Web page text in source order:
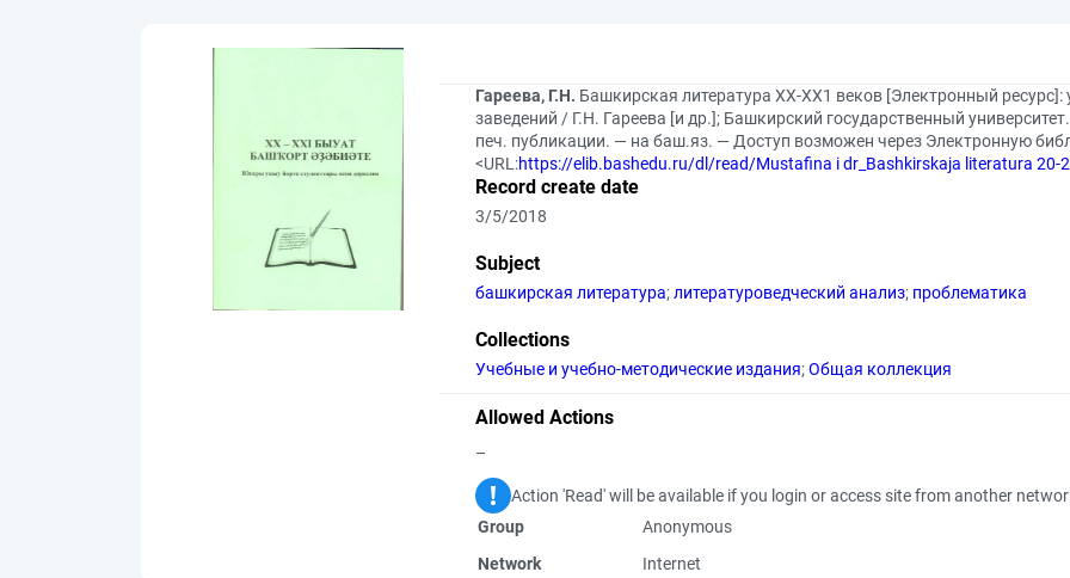
Гареева, Г.Н. Башкирская литература XX-XX1 веков [Электронный
заведений / Г.Н. Гареева [и др.]; Башкирский государственный
печ. публикации. — на баш.яз. — Доступ возможен через Электронную
<URL:https://elib.bashedu.ru/dl/read/Mustafina i dr_Bashkirskaja literatura 20-
Record create date
3/5/2018
Subject
башкирская литература;литературоведческий анализ; проблематика
Collections
Учебные и учебно-методические издания;Общая коллекция
Allowed Actions
–
Action 'Read' will be available if you login or access site from another
Group
Anonymous
Network
Internet